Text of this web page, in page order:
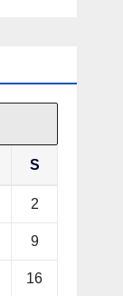
S
2
9
16